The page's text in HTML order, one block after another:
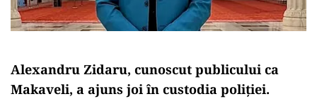
Alexandru Zidaru, cunoscut publicului ca
Makaveli, a ajuns joi în custodia poliției.